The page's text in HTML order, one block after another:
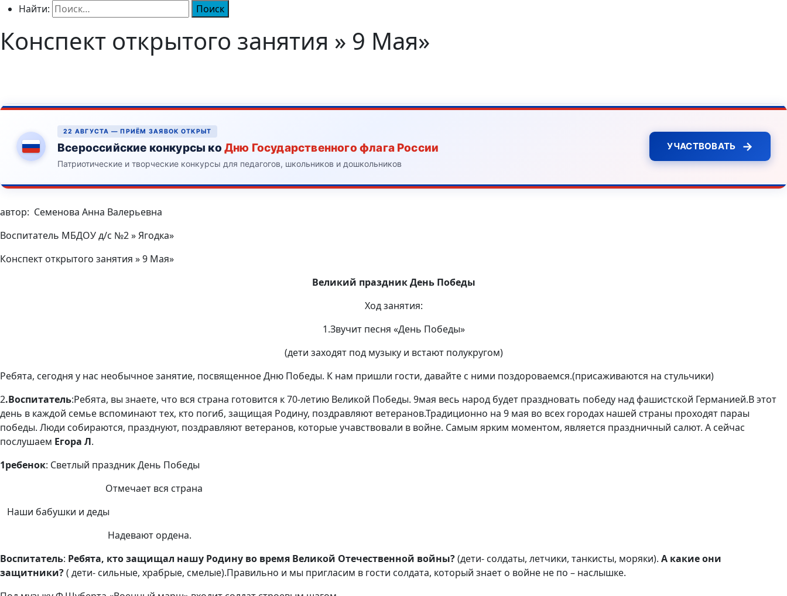
Найти:
Конспект открытого занятия » 9 Мая»
22 АВГУСТА — ПРИЁМ ЗАЯВОК ОТКРЫТ
Всероссийские конкурсы ко Дню Государственного флага России
Патриотические и творческие конкурсы для педагогов, школьников и дошкольников
УЧАСТВОВАТЬ →
автор: Семенова Анна Валерьевна
Воспитатель МБДОУ д/с №2 » Ягодка»
Конспект открытого занятия » 9 Мая»
Великий праздник День Победы
Ход занятия:
1.Звучит песня «День Победы»
(дети заходят под музыку и встают полукругом)
Ребята, сегодня у нас необычное занятие, посвященное Дню Победы. К нам пришли гости, давайте с ними поздороваемся.(присаживаются на стульчики)
2.Воспитатель:Ребята, вы знаете, что вся страна готовится к 70-летию Великой Победы. 9мая весь народ будет праздновать победу над фашистской Германией.В этот
день в каждой семье вспоминают тех, кто погиб, защищая Родину, поздравляют ветеранов.Традиционно на 9 мая во всех городах нашей страны проходят параы
победы. Люди собираются, празднуют, поздравляют ветеранов, которые учавствовали в войне. Самым ярким моментом, является праздничный салют. А сейчас
послушаем Егора Л.
1ребенок: Светлый праздник День Победы
Отмечает вся страна
Наши бабушки и деды
Надевают ордена.
Воспитатель: Ребята, кто защищал нашу Родину во время Великой Отечественной войны?(дети- солдаты, летчики, танкисты, моряки). А какие они
защитники?( дети- сильные, храбрые, смелые).Правильно и мы пригласим в гости солдата, который знает о войне не по – наслышке.